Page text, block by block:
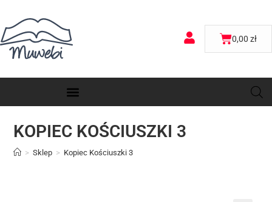
0,00 zł
KOPIEC KOŚCIUSZKI 3
> Sklep > Kopiec Kościuszki 3